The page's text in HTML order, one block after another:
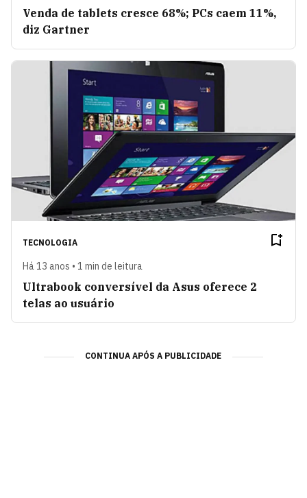
Venda de tablets cresce 68%; PCs caem 11%,
diz Gartner
TECNOLOGIA
Há 13 anos • 1 min de leitura
Ultrabook conversível da Asus oferece 2
telas ao usuário
CONTINUA APÓS A PUBLICIDADE